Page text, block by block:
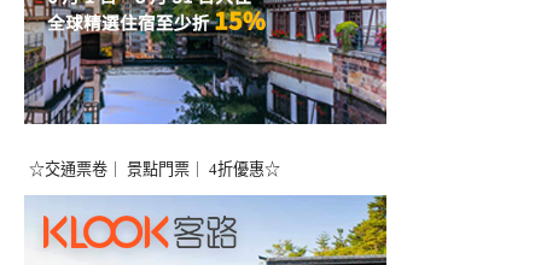
☆交通票卷｜ 景點門票｜ 4折優惠☆